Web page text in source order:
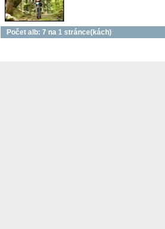
Počet alb: 7 na 1 stránce(kách)